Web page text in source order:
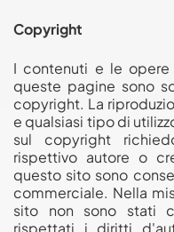
Copyright
I contenuti e le
queste pagine sono
copyright. La
e qualsiasi tipo di
sul copyright
rispettivo autore o
questo sito sono
commerciale. Nella
sito non sono stati
rispettati i diritti